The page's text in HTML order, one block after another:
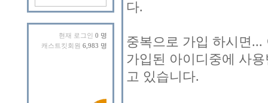
현재 로그인 0 명
캐스트킷회원 6,983 명
다.
중복으로 가입 하시면
가입된 아이디중에 사
고 있습니다.